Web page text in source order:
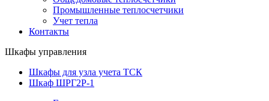
Промышленные теплосчетчики
Учет тепла
Контакты
Шкафы управления
Шкафы для узла учета ТСК
Шкаф ШРГ2Р-1